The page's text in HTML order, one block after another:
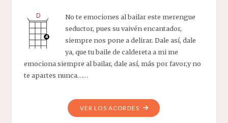
No te emociones al bailar este merengue
seductor, pues su vaivén encantador,
siempre nos pone a delirar. Dale así, dale
ya, que tu baile de caldereta a mi me
emociona siempre al bailar, dale así, más por favor,y no
te apartes nunca……
VER LOS ACORDES"POPURRIT